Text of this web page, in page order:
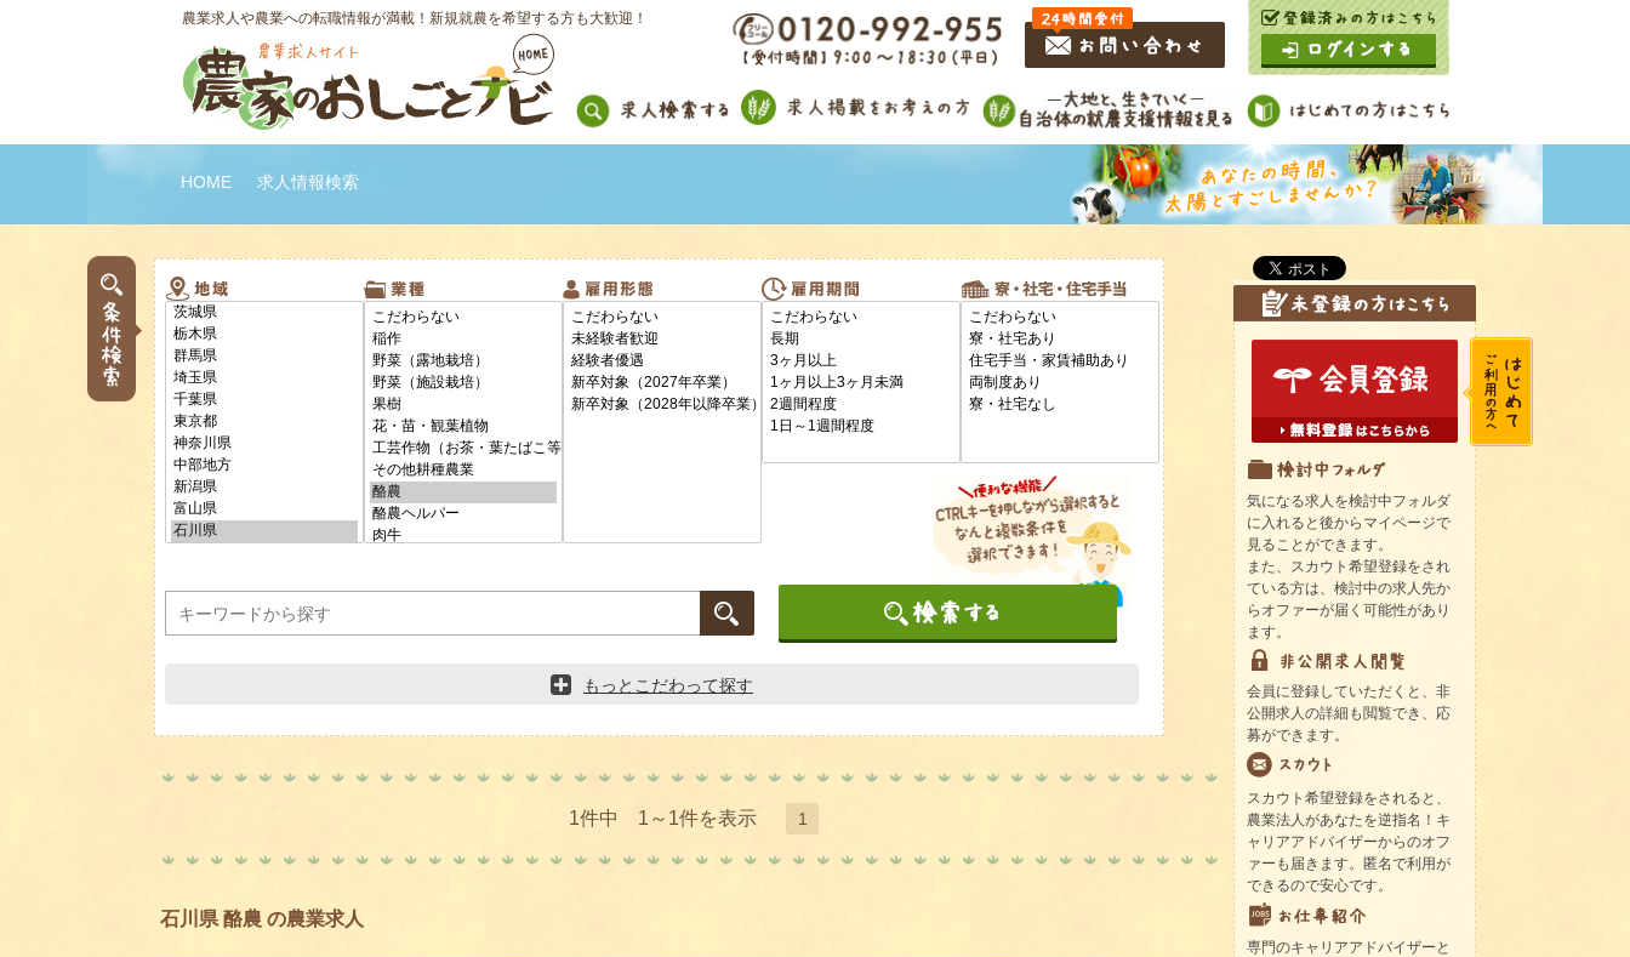
農業求人や農業への転職情報が満載！新規就農を希望する方も大歓迎！
HOME 求人情報検索
もっとこだわって探す
1件中 1～1件を表示 1
石川県 酪農 の農業求人
気になる求人を検討中フォルダ
に入れると後からマイページで
見ることができます。
また、スカウト希望登録をされ
ている方は、検討中の求人先か
らオファーが届く可能性があり
ます。
会員に登録していただくと、非
公開求人の詳細も閲覧でき、応
募ができます。
スカウト希望登録をされると、
農業法人があなたを逆指名！キ
ャリアアドバイザーからのオフ
ァーも届きます。匿名で利用が
できるので安心です。
専門のキャリアアドバイザーと